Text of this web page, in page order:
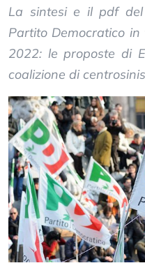
La sintesi e il pdf
Partito Democratico
2022: le proposte di
coalizione di